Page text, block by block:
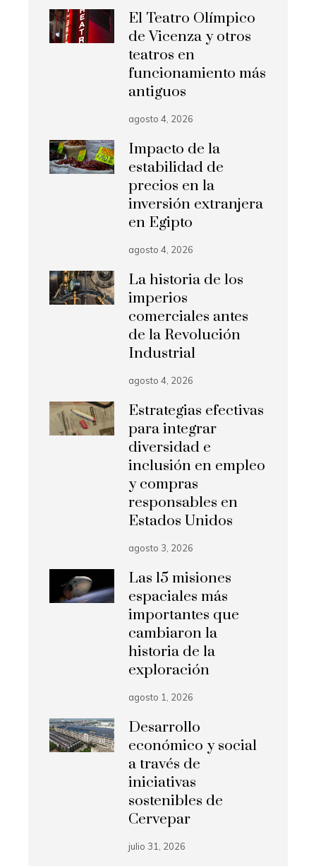
El Teatro Olímpico
de Vicenza y otros
teatros en
funcionamiento más
antiguos
agosto 4, 2026
Impacto de la
estabilidad de
precios en la
inversión extranjera
en Egipto
agosto 4, 2026
La historia de los
imperios
comerciales antes
de la Revolución
Industrial
agosto 4, 2026
Estrategias efectivas
para integrar
diversidad e
inclusión en empleo
y compras
responsables en
Estados Unidos
agosto 3, 2026
Las 15 misiones
espaciales más
importantes que
cambiaron la
historia de la
exploración
agosto 1, 2026
Desarrollo
económico y social
a través de
iniciativas
sostenibles de
Cervepar
julio 31, 2026